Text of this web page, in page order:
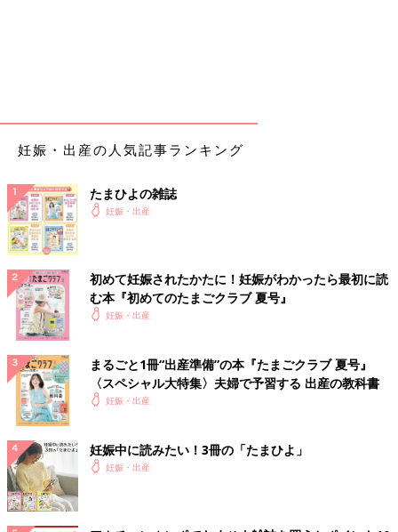
妊娠・出産の人気記事ランキング
たまひよの雑誌
妊娠・出産
初めて妊娠されたかたに！妊娠がわかったら最初に読
む本『初めてのたまごクラブ 夏号』
妊娠・出産
まるごと1冊“出産準備”の本『たまごクラブ 夏号』
〈スペシャル大特集〉夫婦で予習する 出産の教科書
妊娠・出産
妊娠中に読みたい！3冊の「たまひよ」
妊娠・出産